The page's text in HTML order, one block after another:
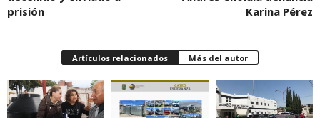
prisión
Karina Pérez
Artículos relacionados Más del autor